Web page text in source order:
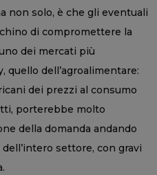
non solo, è che gli eventuali
di compromettere la
dei mercati più
dell’agroalimentare:
dei prezzi al consumo
porterebbe molto
della domanda andando
settore, con gravi